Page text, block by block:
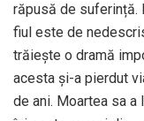
răpusă de suferință.
fiul este de
trăiește o dramă
acesta și-a pierdut
de ani. Moartea sa a